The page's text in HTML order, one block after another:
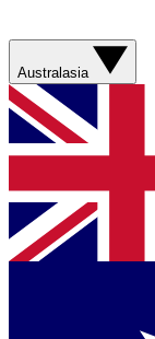
Australasia